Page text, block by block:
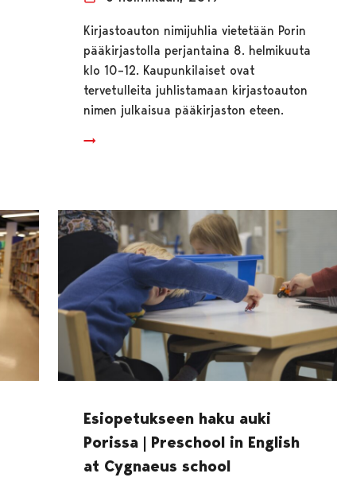
Kirjastoauton nimijuhlia vietetään Porin
pääkirjastolla perjantaina 8. helmikuuta
klo 10–12. Kaupunkilaiset ovat
tervetulleita juhlistamaan kirjastoauton
nimen julkaisua pääkirjaston eteen.
Esiopetukseen haku auki
Porissa | Preschool in English
at Cygnaeus school